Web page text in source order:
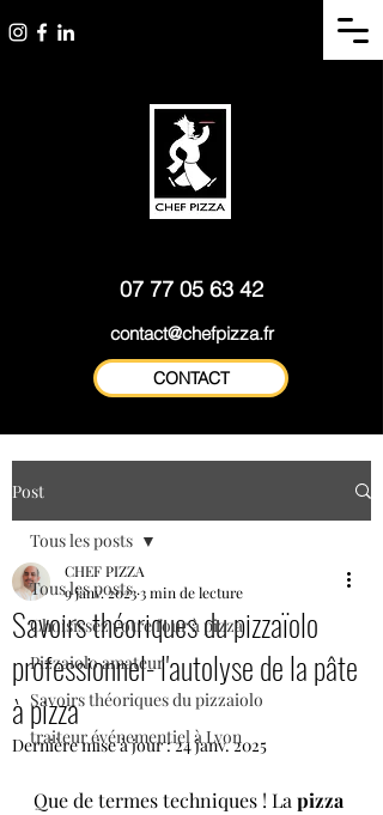
07 77 05 63 42
contact@chefpizza.fr
CONTACT
Post
Tous les posts
Choisissez votre four à pizza
Pizzaiolo amateur
Savoirs théoriques du pizzaiolo
traiteur événementiel à Lyon
Tous les posts
Savoirs théoriques du pizzaïolo
professionnel- l'autolyse de la pâte
à pizza
CHEF PIZZA
9 janv. 20233 min de lecture
Dernière mise à jour :24 janv. 2025
Que de termes techniques ! La pizza